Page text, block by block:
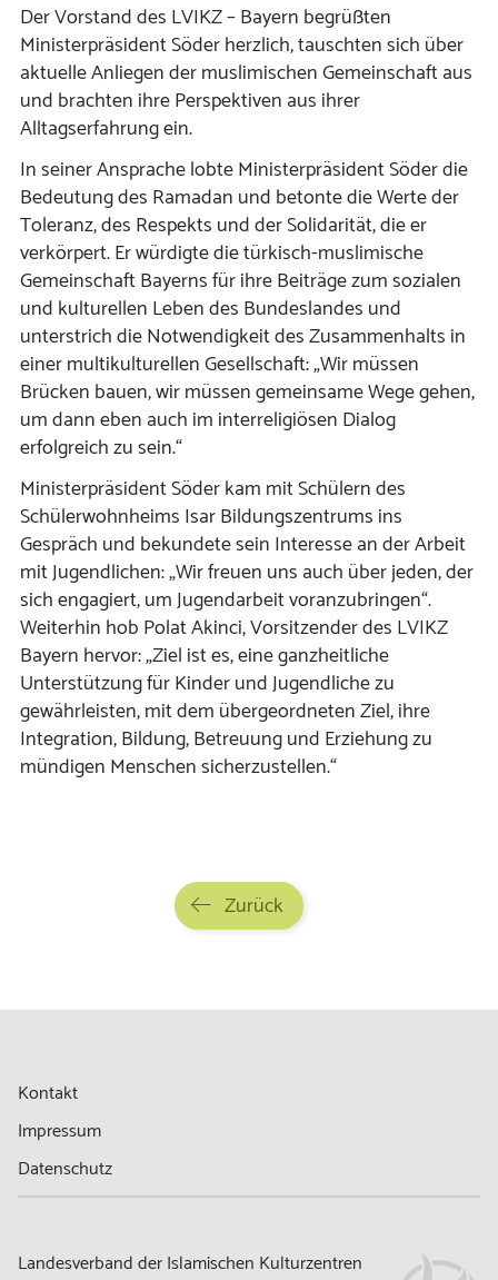
Der Vorstand des LVIKZ – Bayern begrüßten
Ministerpräsident Söder herzlich, tauschten sich über
aktuelle Anliegen der muslimischen Gemeinschaft aus
und brachten ihre Perspektiven aus ihrer
Alltagserfahrung ein.
In seiner Ansprache lobte Ministerpräsident Söder die
Bedeutung des Ramadan und betonte die Werte der
Toleranz, des Respekts und der Solidarität, die er
verkörpert. Er würdigte die türkisch-muslimische
Gemeinschaft Bayerns für ihre Beiträge zum sozialen
und kulturellen Leben des Bundeslandes und
unterstrich die Notwendigkeit des Zusammenhalts in
einer multikulturellen Gesellschaft: „Wir müssen
Brücken bauen, wir müssen gemeinsame Wege gehen,
um dann eben auch im interreligiösen Dialog
erfolgreich zu sein.“
Ministerpräsident Söder kam mit Schülern des
Schülerwohnheims Isar Bildungszentrums ins
Gespräch und bekundete sein Interesse an der Arbeit
mit Jugendlichen: „Wir freuen uns auch über jeden, der
sich engagiert, um Jugendarbeit voranzubringen“.
Weiterhin hob Polat Akinci, Vorsitzender des LVIKZ
Bayern hervor: „Ziel ist es, eine ganzheitliche
Unterstützung für Kinder und Jugendliche zu
gewährleisten, mit dem übergeordneten Ziel, ihre
Integration, Bildung, Betreuung und Erziehung zu
mündigen Menschen sicherzustellen.“
Zurück
Kontakt
Impressum
Datenschutz
Landesverband der Islamischen Kulturzentren